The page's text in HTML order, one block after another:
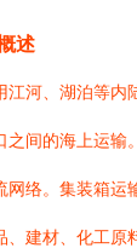
述
江河、湖泊等内
之间的海上运输
网络。集装箱运
建材、化工原